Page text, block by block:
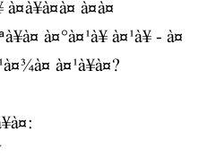
à¤à¤
à¤°à¤¹à¥ à¤¹à¥ - à¤
à¤¹à¥à¤?